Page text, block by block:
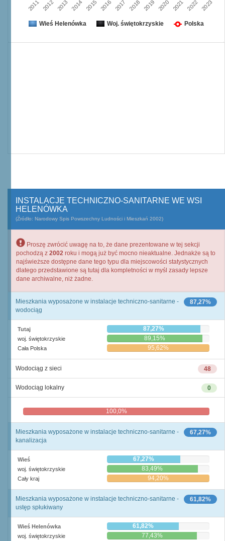
2011 2012 2013 2014 2015 2016 2017 2018 2019 2020 2021 2022 2023
Wieś Helenówka Woj. świętokrzyskie Polska
INSTALACJE TECHNICZNO-SANITARNE WE WSI
HELENÓWKA
(Źródło: Narodowy Spis Powszechny Ludności i Mieszkań 2002)
Proszę zwrócić uwagę na to, że dane prezentowane w tej sekcji
pochodzą z 2002 roku i mogą już być mocno nieaktualne. Jednakże są to
najświeższe dostępne dane tego typu dla miejscowości statystycznych
dlatego przedstawione są tutaj dla kompletności w myśl zasady lepsze
dane archiwalne, niż żadne.
87,27%
Mieszkania wyposażone w instalacje techniczno-sanitarne -
wodociąg
Tutaj 87,27%
woj. świętokrzyskie 89,15%
Cała Polska 95,62%
48
Wodociąg z sieci
0
Wodociąg lokalny
100,0%
67,27%
Mieszkania wyposażone w instalacje techniczno-sanitarne -
kanalizacja
Wieś 67,27%
woj. świętokrzyskie 83,49%
Cały kraj 94,20%
61,82%
Mieszkania wyposażone w instalacje techniczno-sanitarne -
ustęp spłukiwany
Wieś Helenówka 61,82%
woj. świętokrzyskie 77,43%